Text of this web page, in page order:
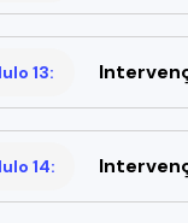
13:
14: